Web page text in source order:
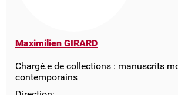
Maximilien GIRARD
Chargé.e de collections : manuscrits
contemporains